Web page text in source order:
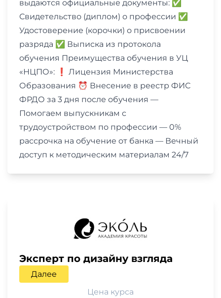
выдаются официальные документы: ✅
Свидетельство (диплом) о профессии ✅
Удостоверение (корочки) о присвоении
разряда ✅ Выписка из протокола
обучения Преимущества обучения в УЦ
«НЦПО»: ❗️ Лицензия Министерства
Образования ⏰ Внесение в реестр ФИС
ФРДО за 3 дня после обучения —
Помогаем выпускникам с
трудоустройством по профессии — 0%
рассрочка на обучение от банка — Вечный
доступ к методическим материалам 24/7
Эксперт по дизайну взгляда
Далее
Цена курса